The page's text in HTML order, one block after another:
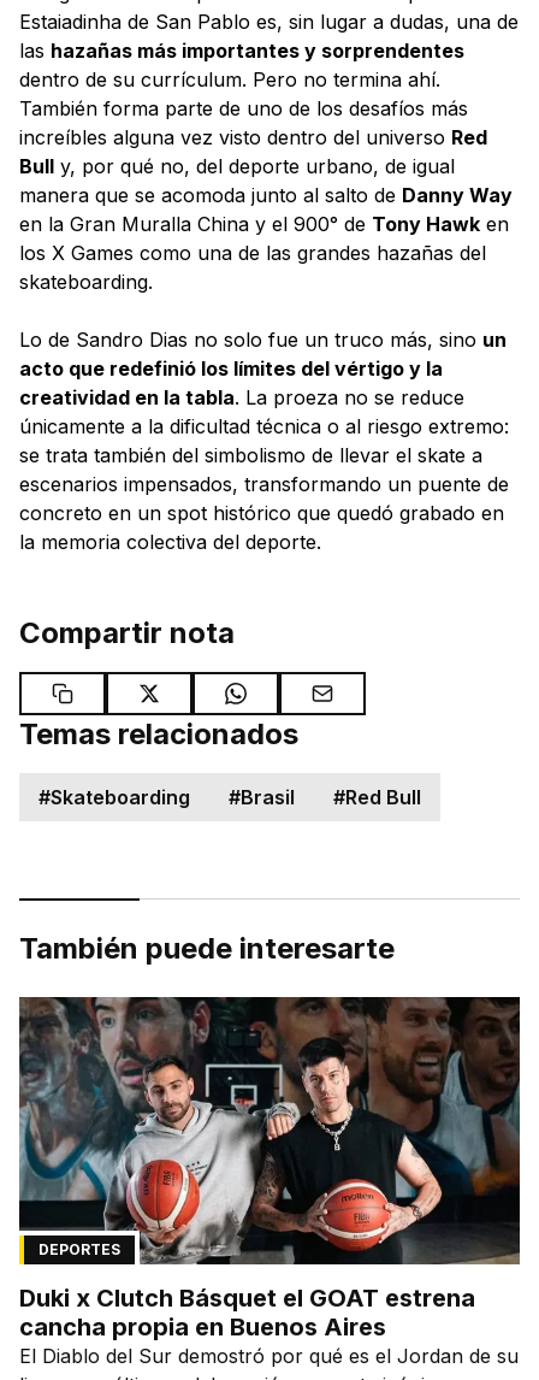
Estaiadinha de San Pablo es, sin lugar a dudas, una de
las hazañas más importantes y sorprendentes
dentro de su currículum. Pero no termina ahí.
También forma parte de uno de los desafíos más
increíbles alguna vez visto dentro del universo Red
Bull y, por qué no, del deporte urbano, de igual
manera que se acomoda junto al salto de Danny Way
en la Gran Muralla China y el 900° de Tony Hawk en
los X Games como una de las grandes hazañas del
skateboarding.
Lo de Sandro Dias no solo fue un truco más, sino un
acto que redefinió los límites del vértigo y la
creatividad en la tabla. La proeza no se reduce
únicamente a la dificultad técnica o al riesgo extremo:
se trata también del simbolismo de llevar el skate a
escenarios impensados, transformando un puente de
concreto en un spot histórico que quedó grabado en
la memoria colectiva del deporte.
Compartir nota
Temas relacionados
#Skateboarding #Brasil #Red Bull
También puede interesarte
DEPORTES
Duki x Clutch Básquet el GOAT estrena
cancha propia en Buenos Aires
El Diablo del Sur demostró por qué es el Jordan de su